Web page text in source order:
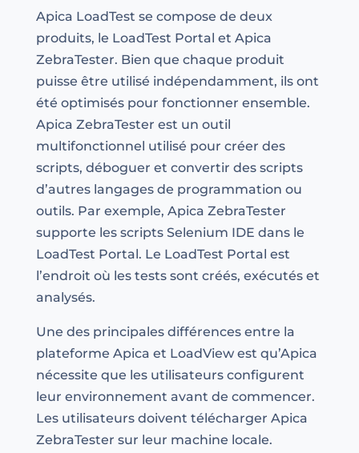
Apica LoadTest se compose de deux
produits, le LoadTest Portal et Apica
ZebraTester. Bien que chaque produit
puisse être utilisé indépendamment, ils ont
été optimisés pour fonctionner ensemble.
Apica ZebraTester est un outil
multifonctionnel utilisé pour créer des
scripts, déboguer et convertir des scripts
d’autres langages de programmation ou
outils. Par exemple, Apica ZebraTester
supporte les scripts Selenium IDE dans le
LoadTest Portal. Le LoadTest Portal est
l’endroit où les tests sont créés, exécutés et
analysés.
Une des principales différences entre la
plateforme Apica et LoadView est qu’Apica
nécessite que les utilisateurs configurent
leur environnement avant de commencer.
Les utilisateurs doivent télécharger Apica
ZebraTester sur leur machine locale.